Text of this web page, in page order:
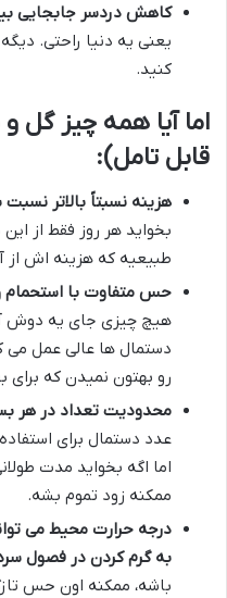
کاهش دردسر جابجایی
یعنی یه دنیا راحتی.
کنید.
اما آیا همه چیز گل
قابل تامل):
هزینه نسبتاً بالاتر
بخواید هر روز فقط از
طبیعیه که هزینه اش
حس متفاوت با استحمام
هیچ چیزی جای یه دوش
دستمال ها عالی عمل
رو بهتون نمیدن که
محدودیت تعداد در هر
عدد دستمال برای
اما اگه بخواید مدت
ممکنه زود تموم بشه.
درجه حرارت محیط می
به گرم کردن در فصول
باشه، ممکنه اون حس